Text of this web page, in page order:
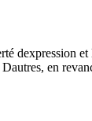
dexpression
en